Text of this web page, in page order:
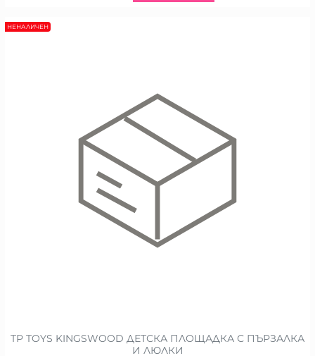
TP TOYS KINGSWOOD ДЕТСКА ПЛОЩАДКА С ПЪРЗАЛКА
И ЛЮЛКИ
НЕНАЛИЧЕН